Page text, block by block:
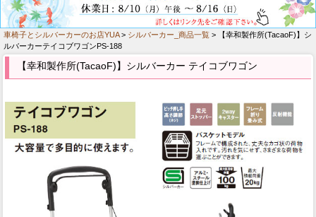
車椅子とシルバーカーのお店YUA> シルバーカー_商品一覧 > 【幸和製作所(TacaoF)】シ
ルバーカーテイコブワゴンPS-188
【幸和製作所(TacaoF)】シルバーカー テイコブワゴン